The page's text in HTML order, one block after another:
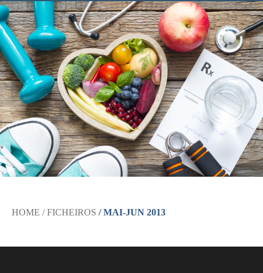
HOME / FICHEIROS / MAI-JUN 2013